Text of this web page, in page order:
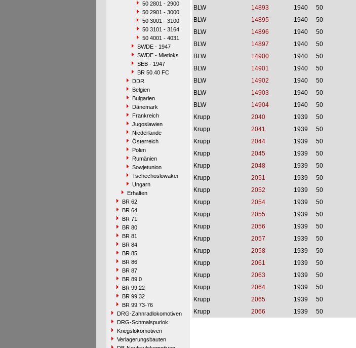
50 2801 - 2900
50 2901 - 3000
50 3001 - 3100
50 3101 - 3164
50 4001 - 4031
SWDE - 1947
SWDE - Mietloks
SEB - 1947
BR 50.40 FC
DDR
Belgien
Bulgarien
Dänemark
Frankreich
Jugoslawien
Niederlande
Österreich
Polen
Rumänien
Sowjetunion
Tschechoslowakei
Ungarn
Erhalten
BR 62
BR 64
BR 71
BR 80
BR 81
BR 84
BR 85
BR 86
BR 87
BR 89.0
BR 99.22
BR 99.32
BR 99.73-76
DRG-Zahnradlokomotiven
DRG-Schmalspurlok.
Kriegslokomotiven
Verlagerungsbauten
BLW
14893 1940 50
BLW
14895 1940 50
BLW
14896 1940 50
BLW
14897 1940 50
BLW
14900 1940 50
BLW
14901 1940 50
BLW
14902 1940 50
BLW
14903 1940 50
BLW
14904 1940 50
Krupp
2040 1939 50
Krupp
2041 1939 50
Krupp
2044 1939 50
Krupp
2045 1939 50
Krupp
2048 1939 50
Krupp
2051 1939 50
Krupp
2052 1939 50
Krupp
2054 1939 50
Krupp
2055 1939 50
Krupp
2056 1939 50
Krupp
2057 1939 50
Krupp
2058 1939 50
Krupp
2061 1939 50
Krupp
2063 1939 50
Krupp
2064 1939 50
Krupp
2065 1939 50
Krupp
2066 1939 50